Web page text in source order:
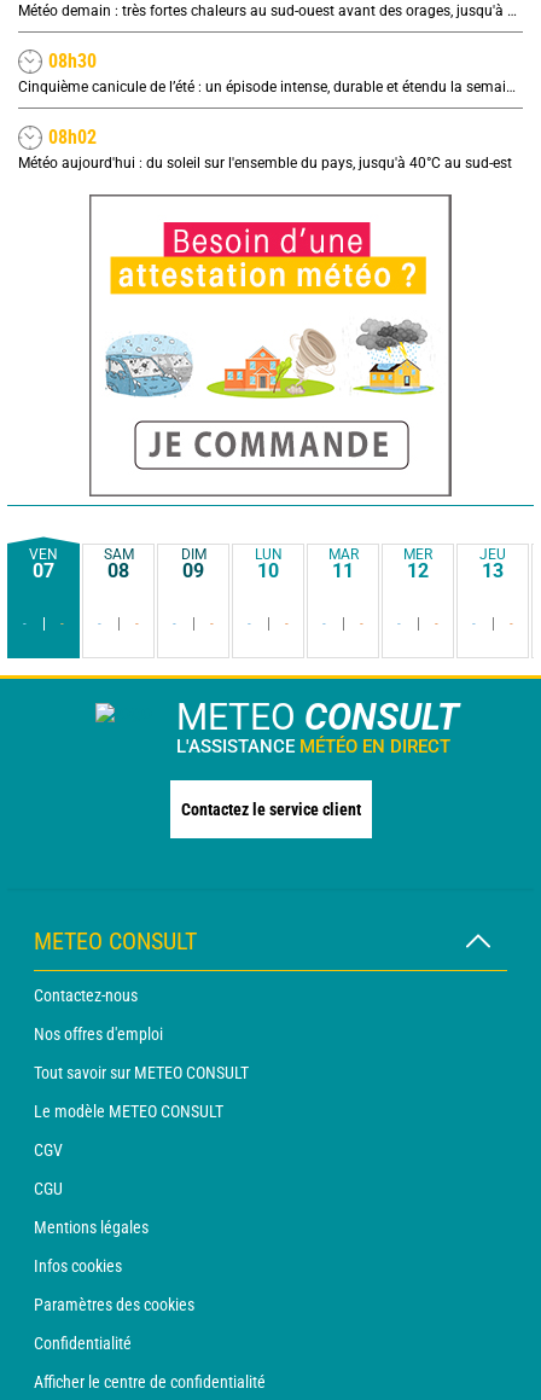
Météo demain : très fortes chaleurs au sud-ouest avant des orages, jusqu'à 39°C
08h30
Cinquième canicule de l’été : un épisode intense, durable et étendu la semaine prochaine
08h02
Météo aujourd'hui : du soleil sur l'ensemble du pays, jusqu'à 40°C au sud-est
VEN
07
- -
SAM
08
- -
DIM
09
- -
LUN
10
- -
MAR
11
- -
MER
12
- -
JEU
13
- -
METEO CONSULT
L'ASSISTANCE MÉTÉO EN DIRECT
Contactez le service client
METEO CONSULT
Contactez-nous
Nos offres d'emploi
Tout savoir sur METEO CONSULT
Le modèle METEO CONSULT
CGV
CGU
Mentions légales
Infos cookies
Paramètres des cookies
Confidentialité
Afficher le centre de confidentialité